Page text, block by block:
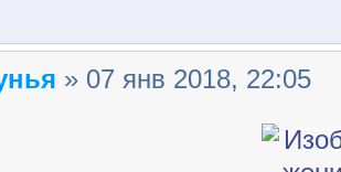
» 07 янв 2018, 22:05